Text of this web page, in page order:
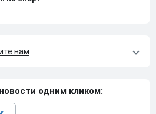
нам
одним кликом: